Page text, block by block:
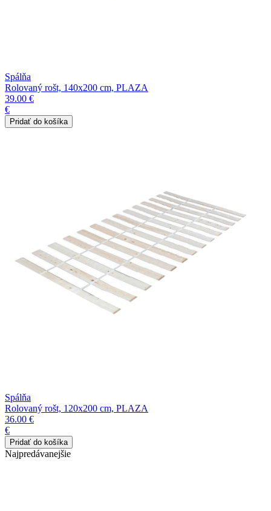
Spálňa
Rolovaný rošt, 140x200 cm, PLAZA
39.00 €
€
Spálňa
Rolovaný rošt, 120x200 cm, PLAZA
36.00 €
€
Najpredávanejšie